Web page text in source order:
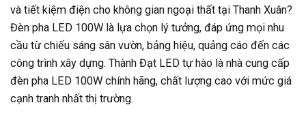
và tiết kiệm điện cho không gian ngoại thất tại Thanh Xuân?
Đèn pha LED 100W là lựa chọn lý tưởng, đáp ứng mọi nhu
cầu từ chiếu sáng sân vườn, bảng hiệu, quảng cáo đến các
công trình xây dựng. Thành Đạt LED tự hào là nhà cung cấp
đèn pha LED 100W chính hãng, chất lượng cao với mức giá
cạnh tranh nhất thị trường.